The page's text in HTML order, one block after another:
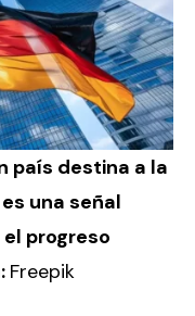
país destina a la
una señal
progreso
Freepik